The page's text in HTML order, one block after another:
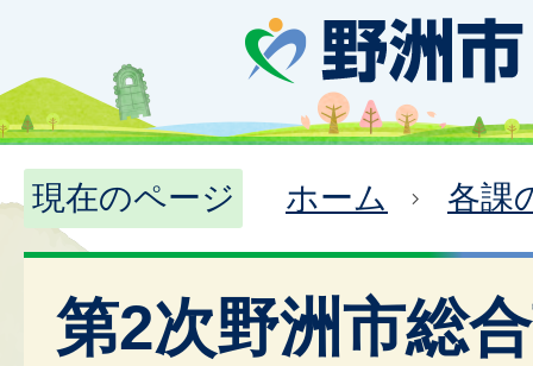
現在のページ ホーム 各課
第2次野洲市総